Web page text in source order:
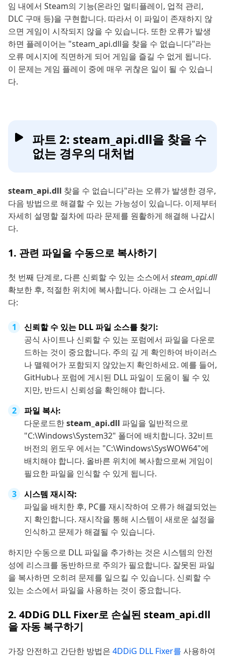
임 내에서 Steam의 기능(온라인 멀티플레이, 업적 관리,
DLC 구매 등)을 구현합니다. 따라서 이 파일이 존재하지 않
으면 게임이 시작되지 않을 수 있습니다. 또한 오류가 발생
하면 플레이어는 "steam_api.dll을 찾을 수 없습니다"라는
오류 메시지에 직면하게 되어 게임을 즐길 수 없게 됩니다.
이 문제는 게임 플레이 중에 매우 귀찮은 일이 될 수 있습니
다.
파트 2: steam_api.dll을 찾을 수
없는 경우의 대처법
steam_api.dll 찾을 수 없습니다"라는 오류가 발생한 경우,
다음 방법으로 해결할 수 있는 가능성이 있습니다. 이제부터
자세히 설명할 절차에 따라 문제를 원활하게 해결해 나갑시
다.
1. 관련 파일을 수동으로 복사하기
첫 번째 단계로, 다른 신뢰할 수 있는 소스에서 steam_api.dll
확보한 후, 적절한 위치에 복사합니다. 아래는 그 순서입니
다:
신뢰할 수 있는 DLL 파일 소스를 찾기:
공식 사이트나 신뢰할 수 있는 포럼에서 파일을 다운로
드하는 것이 중요합니다. 주의 깊 게 확인하여 바이러스
나 맬웨어가 포함되지 않았는지 확인하세요. 예를 들어,
GitHub나 포럼에 게시된 DLL 파일이 도움이 될 수 있
지만, 반드시 신뢰성을 확인해야 합니다.
파일 복사:
다운로드한steam_api.dll 파일을 일반적으로
"C:\Windows\System32" 폴더에 배치합니다. 32비트
버전의 윈도우 에서는 "C:\Windows\SysWOW64"에
배치해야 합니다. 올바른 위치에 복사함으로써 게임이
필요한 파일을 인식할 수 있게 됩니다.
시스템 재시작:
파일을 배치한 후, PC를 재시작하여 오류가 해결되었는
지 확인합니다. 재시작을 통해 시스템이 새로운 설정을
인식하고 문제가 해결될 수 있습니다.
하지만 수동으로 DLL 파일을 추가하는 것은 시스템의 안전
성에 리스크를 동반하므로 주의가 필요합니다. 잘못된 파일
을 복사하면 오히려 문제를 일으킬 수 있습니다. 신뢰할 수
있는 소스에서 파일을 사용하는 것이 중요합니다.
2. 4DDiG DLL Fixer로 손실된 steam_api.dll
을 자동 복구하기
가장 안전하고 간단한 방법은 4DDiG DLL Fixer를 사용하여